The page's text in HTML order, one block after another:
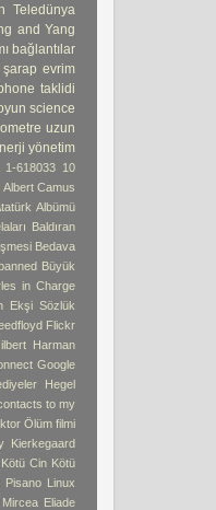
Teledünya
and Yang
bağlantılar
evrim
taklidi
science
uzun
yönetim
1-618033 10
Albert Camus
Albümü
Baldıran
Bedava
Büyük
in Charge
Ekşi Sözlük
Flickr
Harman
Google
Hegel
to my
Ölüm filmi
Kierkegaard
Kötü Cin Kötü
Pisano Linux
Mircea Eliade